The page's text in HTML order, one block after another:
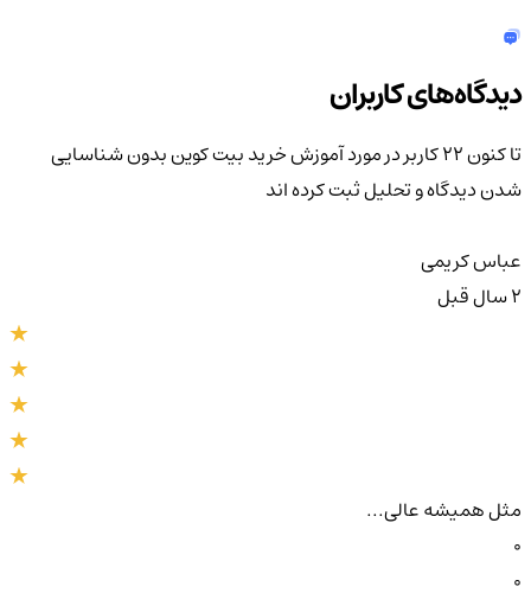
دیدگاه‌های کاربران
تا کنون 22 کاربر در مورد
آموزش خرید بیت کوین بدون شناسایی
شدندیدگاه و تحلیل ثبت کرده اند
عباس کریمی
مثل همیشه عالی...